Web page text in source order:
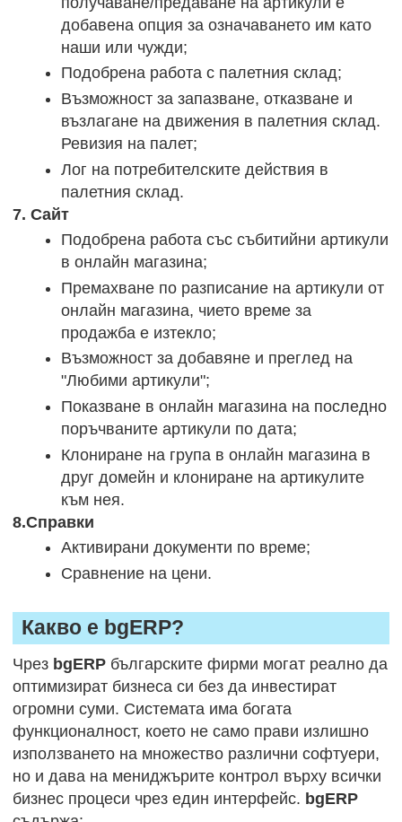
добавена опция за означаването им като
наши или чужди;
Подобрена работа с палетния склад;
Възможност за запазване, отказване и
възлагане на движения в палетния склад.
Ревизия на палет;
Лог на потребителските действия в
палетния склад.
7. Сайт
Подобрена работа със събитийни артикули
в онлайн магазина;
Премахване по разписание на артикули от
онлайн магазина, чието време за
продажба е изтекло;
Възможност за добавяне и преглед на
"Любими артикули";
Показване в онлайн магазина на последно
поръчваните артикули по дата;
Клониране на група в онлайн магазина в
друг домейн и клониране на артикулите
към нея.
8.Справки
Активирани документи по време;
Сравнение на цени.
Какво е bgERP?
Чрез bgERPбългарските фирми могат реално да
оптимизират бизнеса си без да инвестират
огромни суми. Системата има богата
функционалност, което не само прави излишно
използването на множество различни софтуери,
но и дава на мениджърите контрол върху всички
бизнес процеси чрез един интерфейс. bgERP